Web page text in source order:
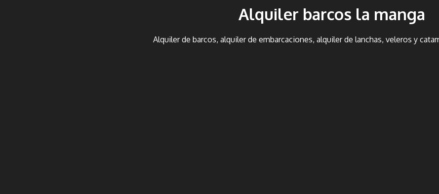
Alquiler barcos la manga
Alquiler de barcos, alquiler de embarcaciones, alquiler de lanchas, veleros y